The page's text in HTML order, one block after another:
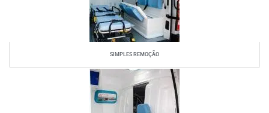
SIMPLES REMOÇÃO